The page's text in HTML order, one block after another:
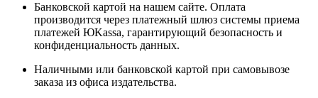
Банковской картой на нашем сайте. Оплата
производится через платежный шлюз системы приема
платежей ЮKassa, гарантирующий безопасность и
конфиденциальность данных.
Наличными или банковской картой при самовывозе
заказа из офиса издательства.